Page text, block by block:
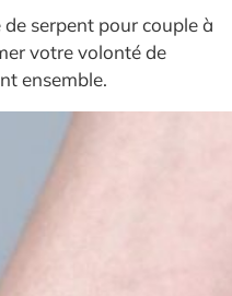
serpent pour couple à
votre volonté de
ensemble.